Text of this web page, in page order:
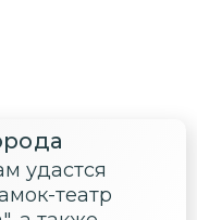
удастся